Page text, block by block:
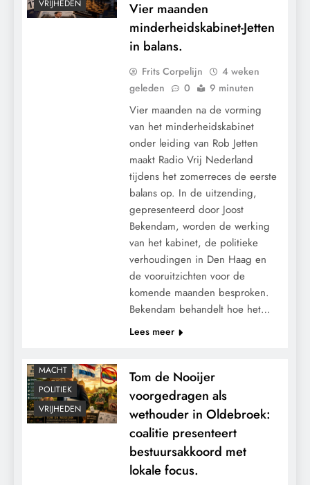
VRIJHEDEN
Vier maanden
minderheidskabinet-Jetten
in balans.
Frits Corpelijn
4 weken
geleden
0 9 minuten
Vier maanden na de vorming
van het minderheidskabinet
onder leiding van Rob Jetten
maakt Radio Vrij Nederland
tijdens het zomerreces de eerste
balans op. In de uitzending,
gepresenteerd door Joost
Bekendam, worden de werking
van het kabinet, de politieke
verhoudingen in Den Haag en
de vooruitzichten voor de
komende maanden besproken.
Bekendam behandelt hoe het…
Lees meer
MACHT
POLITIEK
VRIJHEDEN
Tom de Nooijer
voorgedragen als
wethouder in Oldebroek:
coalitie presenteert
bestuursakkoord met
lokale focus.